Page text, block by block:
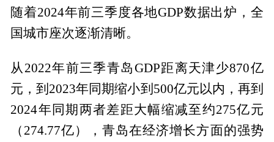
随着2024年前三季度各地GDP数据出炉，全
国城市座次逐渐清晰。
从2022年前三季青岛GDP距离天津少870亿
元，到2023年同期缩小到500亿元以内，再到
2024年同期两者差距大幅缩减至约275亿元
（274.77亿），青岛在经济增长方面的强势